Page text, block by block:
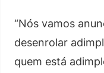
“Nós vamos
desenrolar
quem está